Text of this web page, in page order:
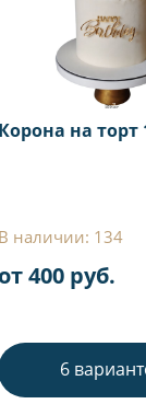
на торт
наличии: 134
400 руб.
6